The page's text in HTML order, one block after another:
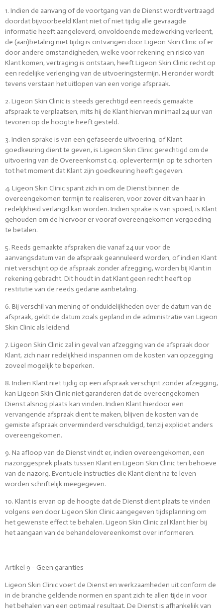
1. Indien de aanvang of de voortgang van de Dienst wordt vertraagd
doordat bijvoorbeeld Klant niet of niet tijdig alle gevraagde
informatie heeft aangeleverd, onvoldoende medewerking verleent,
de (aan)betaling niet tijdig is ontvangen door Ligeon Skin Clinic of er
door andere omstandigheden, welke voor rekening en risico van
Klant komen, vertraging is ontstaan, heeft Ligeon Skin Clinic recht op
een redelijke verlenging van de uitvoeringstermijn. Hieronder wordt
tevens verstaan het uitlopen van een vorige afspraak.
2. Ligeon Skin Clinic is steeds gerechtigd een reeds gemaakte
afspraak te verplaatsen, mits hij de Klant hiervan minimaal 24 uur van
tevoren op de hoogte heeft gesteld.
3. Indien sprake is van een gefaseerde uitvoering, of Klant
goedkeuring dient te geven, is Ligeon Skin Clinic gerechtigd om de
uitvoering van de Overeenkomst c.q. oplevertermijn op te schorten
tot het moment dat Klant zijn goedkeuring heeft gegeven.
4. Ligeon Skin Clinic spant zich in om de Dienst binnen de
overeengekomen termijn te realiseren, voor zover dit van haar in
redelijkheid verlangd kan worden. Indien sprake is van spoed, is Klant
gehouden om de hiervoor er vooraf overeengekomen vergoeding
te betalen.
5. Reeds gemaakte afspraken die vanaf 24 uur voor de
aanvangsdatum van de afspraak geannuleerd worden, of indien Klant
niet verschijnt op de afspraak zonder afzegging, worden bij Klant in
rekening gebracht. Dit houdt in dat Klant geen recht heeft op
restitutie van de reeds gedane aanbetaling.
6. Bij verschil van mening of onduidelijkheden over de datum van de
afspraak, geldt de datum zoals gepland in de administratie van Ligeon
Skin Clinic als leidend.
7. Ligeon Skin Clinic zal in geval van afzegging van de afspraak door
Klant, zich naar redelijkheid inspannen om de kosten van opzegging
zoveel mogelijk te beperken.
8. Indien Klant niet tijdig op een afspraak verschijnt zonder afzegging,
kan Ligeon Skin Clinic niet garanderen dat de overeengekomen
Dienst alsnog plaats kan vinden. Indien Klant hierdoor een
vervangende afspraak dient te maken, blijven de kosten van de
gemiste afspraak onverminderd verschuldigd, tenzij expliciet anders
overeengekomen.
9. Na afloop van de Dienst vindt er, indien overeengekomen, een
nazorggesprek plaats tussen Klant en Ligeon Skin Clinic ten behoeve
van de nazorg. Eventuele instructies die Klant dient na te leven
worden schriftelijk meegegeven.
10. Klant is ervan op de hoogte dat de Dienst dient plaats te vinden
volgens een door Ligeon Skin Clinic aangegeven tijdsplanning om
het gewenste effect te behalen. Ligeon Skin Clinic zal Klant hier bij
het aangaan van de behandelovereenkomst over informeren.
Artikel 9 - Geen garanties
Ligeon Skin Clinic voert de Dienst en werkzaamheden uit conform de
in de branche geldende normen en spant zich te allen tijde in voor
het behalen van een optimaal resultaat. De Dienst is afhankelijk van